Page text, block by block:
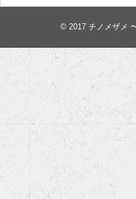
© 2017 チノメザメ